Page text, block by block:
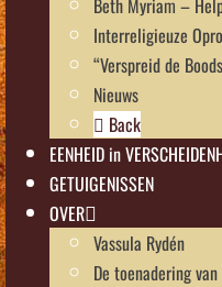
Interreligieuze
“Verspreid de
Nieuws
Back
EENHEID in
GETUIGENISSEN
OVER
Vassula Rydén
De toenadering